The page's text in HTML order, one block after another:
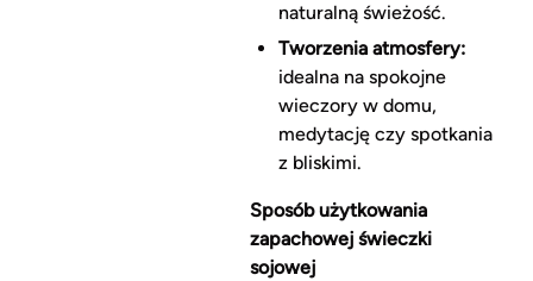
naturalną świeżość.
Tworzenia atmosfery:
idealna na spokojne
wieczory w domu,
medytację czy spotkania
z bliskimi.
Sposób użytkowania
zapachowej świeczki
sojowej